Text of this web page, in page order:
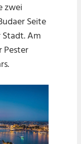
zwei
Seite
Am
Pester